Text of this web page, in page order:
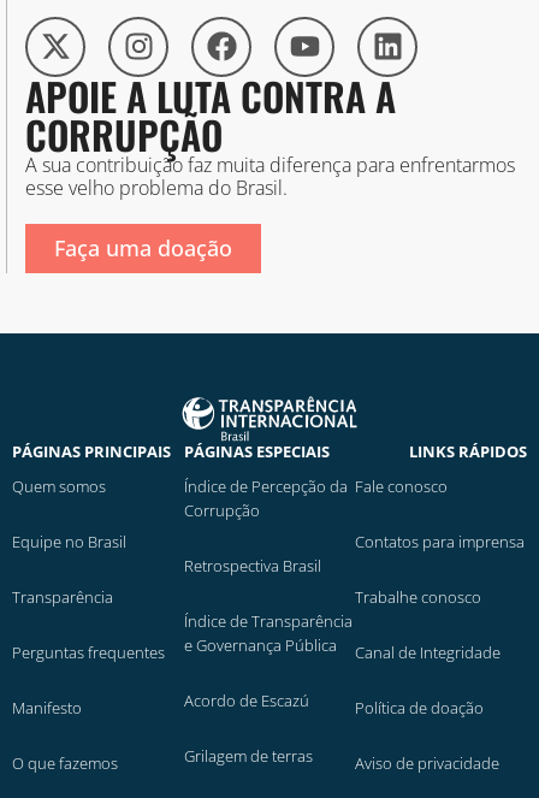
APOIE A LUTA CONTRA A
CORRUPÇÃO
A sua contribuição faz muita diferença para enfrentarmos
esse velho problema do Brasil.
Faça uma doação
PÁGINAS PRINCIPAIS
Quem somos
Equipe no Brasil
Transparência
Perguntas frequentes
Manifesto
O que fazemos
PÁGINAS ESPECIAIS
Índice de Percepção da
Corrupção
Retrospectiva Brasil
Índice de Transparência
e Governança Pública
Acordo de Escazú
Grilagem de terras
LINKS RÁPIDOS
Fale conosco
Contatos para imprensa
Trabalhe conosco
Canal de Integridade
Política de doação
Aviso de privacidade